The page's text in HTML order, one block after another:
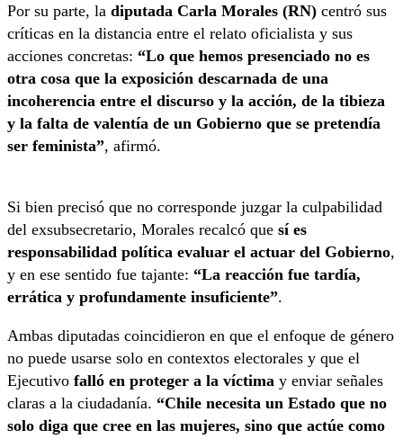
Por su parte, la diputada Carla Morales (RN) centró sus
críticas en la distancia entre el relato oficialista y sus
acciones concretas: “Lo que hemos presenciado no es
otra cosa que la exposición descarnada de una
incoherencia entre el discurso y la acción, de la tibieza
y la falta de valentía de un Gobierno que se pretendía
ser feminista”, afirmó.
Si bien precisó que no corresponde juzgar la culpabilidad
del exsubsecretario, Morales recalcó que sí es
responsabilidad política evaluar el actuar del Gobierno,
y en ese sentido fue tajante: “La reacción fue tardía,
errática y profundamente insuficiente”.
Ambas diputadas coincidieron en que el enfoque de género
no puede usarse solo en contextos electorales y que el
Ejecutivo falló en proteger a la víctima y enviar señales
claras a la ciudadanía. “Chile necesita un Estado que no
solo diga que cree en las mujeres, sino que actúe como